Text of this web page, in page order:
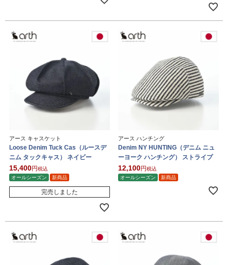
アース キャスケット
Loose Denim Tuck Cas（ルースデ
ニム タックキャス） ネイビー
15,400
税込
オールシーズン
新商品
完売しました
アース ハンチング
Denim NY HUNTING（デニム ニュ
ーヨーク ハンチング） ストライプ
12,100
税込
オールシーズン
新商品